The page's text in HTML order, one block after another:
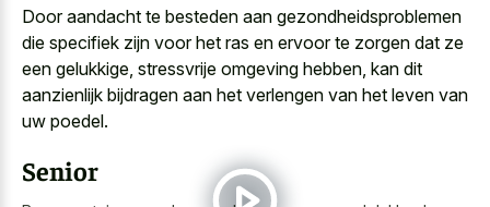
Door aandacht te besteden aan gezondheidsproblemen
die specifiek zijn voor het ras en ervoor te zorgen dat ze
een gelukkige, stressvrije omgeving hebben, kan dit
aanzienlijk bijdragen aan het verlengen van het leven van
uw poedel.
Senior